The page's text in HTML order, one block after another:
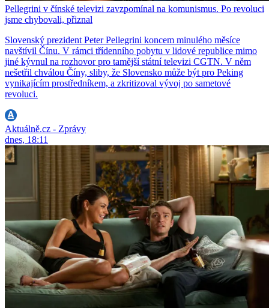
Pellegrini v čínské televizi zavzpomínal na komunismus. Po revoluci
jsme chybovali, přiznal
Slovenský prezident Peter Pellegrini koncem minulého měsíce
navštívil Čínu. V rámci třídenního pobytu v lidové republice mimo
jiné kývnul na rozhovor pro tamější státní televizi CGTN. V něm
nešetřil chválou Číny, sliby, že Slovensko může být pro Peking
vynikajícím prostředníkem, a zkritizoval vývoj po sametové
revoluci.
Aktuálně.cz - Zprávy
dnes, 18:11